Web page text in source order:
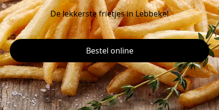
De lekkerste frietjes in Lebbeke!
Bestel online